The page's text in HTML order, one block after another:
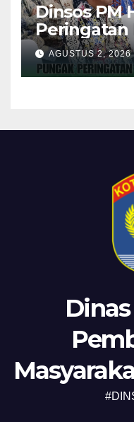
Dinsos PM
Peringatan
Gerak PKK
Kota
AGUSTUS 2, 2026